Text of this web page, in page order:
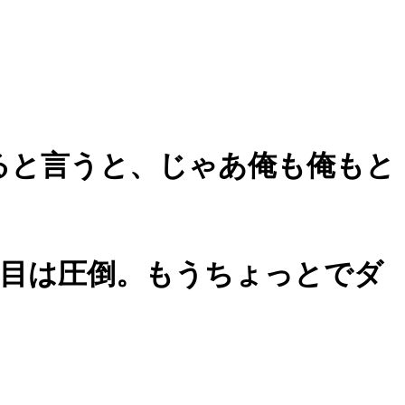
言うと、じゃあ俺も俺もと
は圧倒。もうちょっとでダ